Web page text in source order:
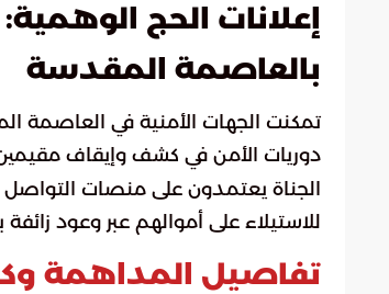
إعلانات الحج
بالعاصمة المقدسة
تمكنت الجهات الأمنية في العاصمة
دوريات الأمن في كشف وإيقاف
الجناة يعتمدون على منصات التواصل
للاستيلاء على أموالهم عبر وعود
تفاصيل المداهمة